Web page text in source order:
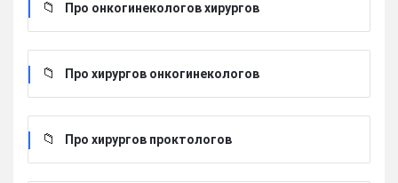
Про онкогинекологов хирургов
Про хирургов онкогинекологов
Про хирургов проктологов